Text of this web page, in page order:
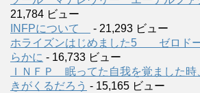
21,784 ビュー
INFPについて
- 21,293 ビュー
ホライズンはじめました5 ゼロドー
らかに - 16,733 ビュー
ＩＮＦＰ 眠ってた自我を覚ました時
きがくるだろう - 15,165 ビュー